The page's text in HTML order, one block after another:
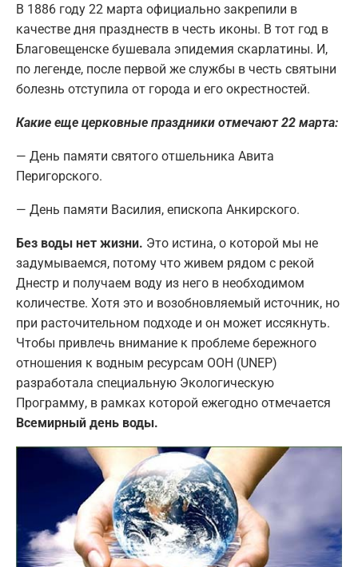
В 1886 году 22 марта официально закрепили в
качестве дня празднеств в честь иконы. В тот год в
Благовещенске бушевала эпидемия скарлатины. И,
по легенде, после первой же службы в честь святыни
болезнь отступила от города и его окрестностей.
Какие еще церковные праздники отмечают 22 марта:
— День памяти святого отшельника Авита
Перигорского.
— День памяти Василия, епископа Анкирского.
Без воды нет жизни. Это истина, о которой мы не
задумываемся, потому что живем рядом с рекой
Днестр и получаем воду из него в необходимом
количестве. Хотя это и возобновляемый источник, но
при расточительном подходе и он может иссякнуть.
Чтобы привлечь внимание к проблеме бережного
отношения к водным ресурсам ООН (UNEP)
разработала специальную Экологическую
Программу, в рамках которой ежегодно отмечается
Всемирный день воды.